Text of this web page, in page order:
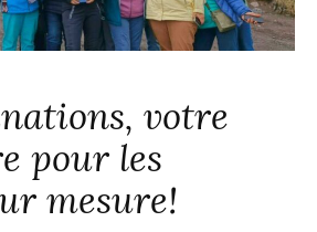
votre
pour les
mesure!